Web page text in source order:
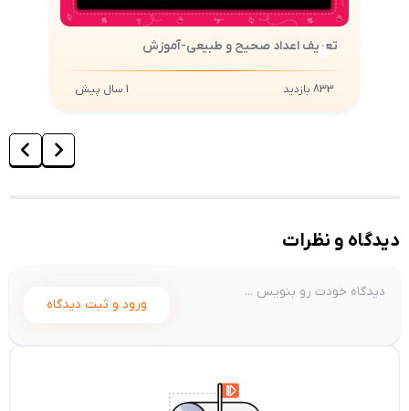
تعریف اعداد صحیح و طبیعی-آموزش
تعریف اعداد صحیح و طبیعی-آموزش
833 بازدید 1 سال پیش
دیدگاه و نظرات
ورود و ثبت دیدگاه